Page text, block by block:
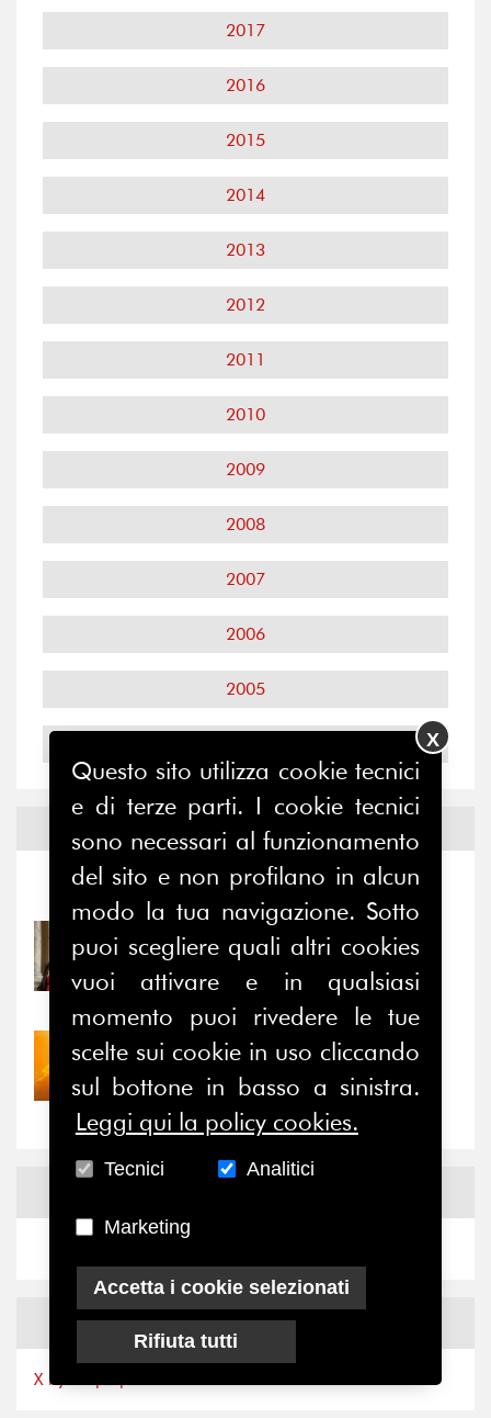
2017
2016
2015
2014
2013
2012
2011
2010
2009
2008
2007
2006
2005
Notizie ed Eventi
Notizie-Eventi
31/07/2026
Prima della pausa estiva,
il valore di...
30/07/2026
Nove anni dopo la
“grande cecità”: la...
NewsX
X by Ferpi2puntozero
Questo sito utilizza cookie tecnici
e di terze parti. I cookie tecnici
sono necessari al funzionamento
del sito e non profilano in alcun
modo la tua navigazione. Sotto
puoi scegliere quali altri cookies
vuoi attivare e in qualsiasi
momento puoi rivedere le tue
scelte sui cookie in uso cliccando
sul bottone in basso a sinistra.
Leggi qui la policy cookies.
Tecnici Analitici
Marketing
Accetta i cookie selezionati
Rifiuta tutti
X